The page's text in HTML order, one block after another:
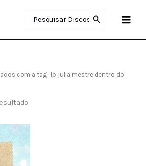
com a tag “lp julia mestre dentro do
preço